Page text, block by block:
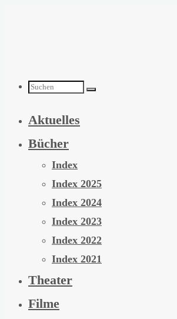
Suchen
nach:
Aktuelles
Bücher
Index
Index 2025
Index 2024
Index 2023
Index 2022
Index 2021
Theater
Filme